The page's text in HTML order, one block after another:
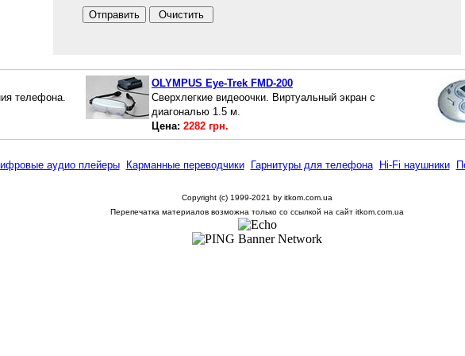
телефона.
OLYMPUS Eye-Trek FMD-200
Сверхлегкие видеоочки. Виртуальный экран с
диагональю 1.5 м.
Цена: 2282 грн.
аудио плейеры Карманные переводчики Гарнитуры для телефона Hi-Fi наушники
Copyright (c) 1999-2021 by itkom.com.ua
Перепечатка материалов возможна только со ссылкой на сайт itkom.com.ua